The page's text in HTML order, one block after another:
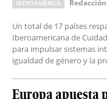
IBEROAMÉRICA
Un total de 17 países
Iberoamericana de
para impulsar sistemas
igualdad de género y la
Europa apuesta